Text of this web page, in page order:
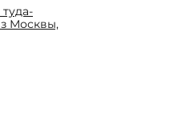
Москвы,